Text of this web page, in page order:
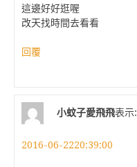
這邊好好逛喔
改天找時間去看看
回覆
小蚊子愛飛飛表示:
2016-06-2220:39:00